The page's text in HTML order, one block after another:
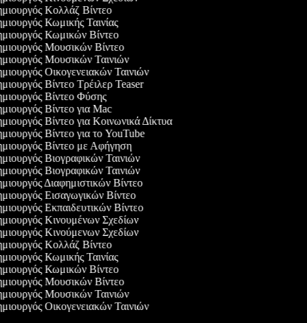
Κολλάζ Βίντεο
Κωμικής Ταινίας
Κωμικών Βίντεο
Μουσικών Βίντεο
Μουσικών Ταινιών
Οικογενειακών Ταινιών
Βίντεο Τρέιλερ Teaser
Βίντεο Φύσης
Βίντεο για Mac
Βίντεο για Κοινωνικά Δίκτυα
Βίντεο για το YouTube
Βίντεο με Αφήγηση
Βιογραφικών Ταινιών
Βιογραφικών Ταινιών
Διαφημιστικών Βίντεο
Εισαγωγικών Βίντεο
Εκπαιδευτικών Βίντεο
Κινουμένων Σχεδίων
Κινούμενων Σχεδίων
Κολλάζ Βίντεο
Κωμικής Ταινίας
Κωμικών Βίντεο
Μουσικών Βίντεο
Μουσικών Ταινιών
Οικογενειακών Ταινιών